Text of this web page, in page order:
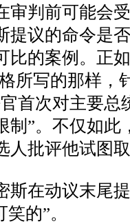
审判前可能会
提议的命令是
比的案例。正
所写的那样，
首次对主要总
制 ”。不仅如此
人批评他试图
斯在动议末尾
笑的”。